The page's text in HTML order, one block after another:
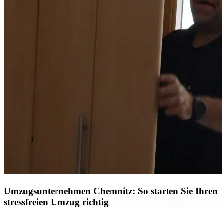
Umzugsunternehmen Chemnitz: So starten Sie Ihren
stressfreien Umzug richtig